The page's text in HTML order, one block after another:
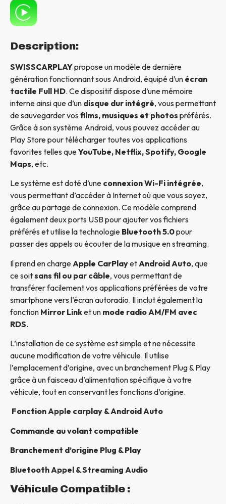
Description:
SWISSCARPLAYpropose un modèle de dernière
génération fonctionnant sous Android, équipé d’un écran
tactile Full HD. Ce dispositif dispose d’une mémoire
interne ainsi que d’un disque dur intégré, vous permettant
de sauvegarder vos films, musiques et photos préférés.
Grâce à son système Android, vous pouvez accéder au
Play Store pour télécharger toutes vos applications
favorites telles queYouTube, Netflix, Spotify, Google
Maps, etc.
Le système est doté d’une connexion Wi-Fi intégrée,
vous permettant d’accéder à Internet où que vous soyez,
grâce au partage de connexion. Ce modèle comprend
également deux ports USB pour ajouter vos fichiers
préférés et utilise la technologie Bluetooth 5.0pour
passer des appels ou écouter de la musique en streaming.
Il prend en charge Apple CarPlayet Android Auto, que
ce soitsans fil ou par câble, vous permettant de
transférer facilement vos applications préférées de votre
smartphone vers l’écran autoradio. Il inclut également la
fonction Mirror Linket un mode radio AM/FM avec
RDS.
L’installation de ce système est simple et ne nécessite
aucune modification de votre véhicule. Il utilise
l’emplacement d’origine, avec un branchement Plug & Play
grâce à un faisceau d’alimentation spécifique à votre
véhicule, tout en conservant les fonctions d’origine.
Fonction Apple carplay & Android Auto
Commande au volant compatible
Branchement d’origine Plug & Play
Bluetooth Appel & Streaming Audio
Véhicule Compatible :